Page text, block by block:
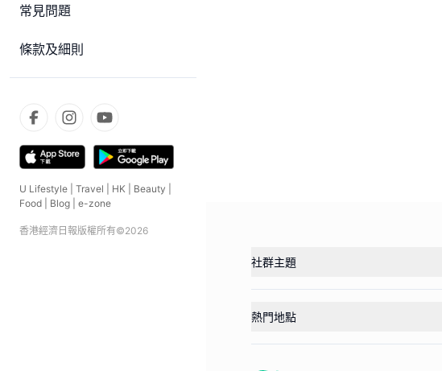
常見問題
條款及細則
U Lifestyle Travel HK Beauty
Food
Blog e-zone
香港經濟日報版權所有©2026
社群主題
熱門地點